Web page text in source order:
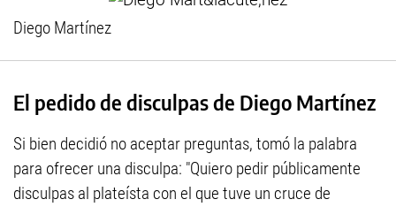
Diego Martínez
El pedido de disculpas de Diego Martínez
Si bien decidió no aceptar preguntas, tomó la palabra
para ofrecer una disculpa: "Quiero pedir públicamente
disculpas al plateísta con el que tuve un cruce de